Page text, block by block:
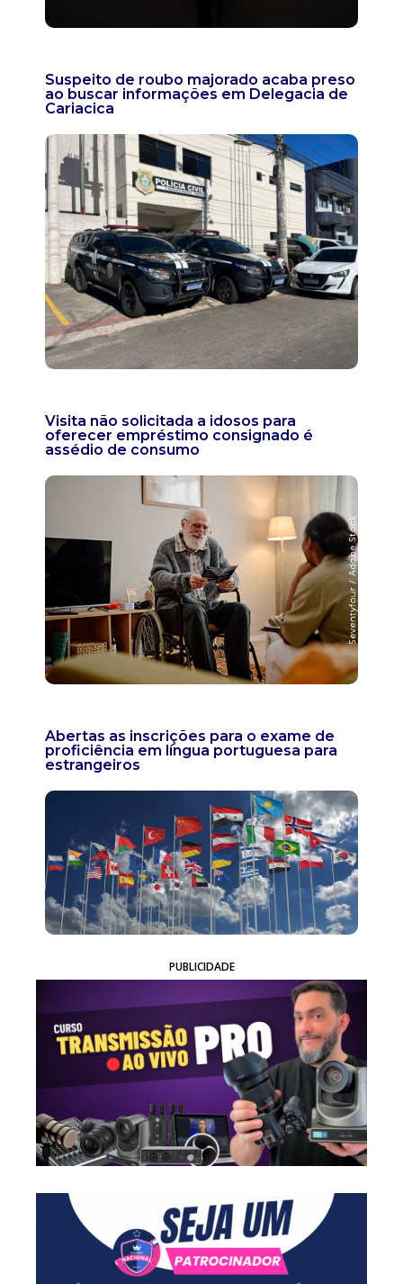
Suspeito de roubo majorado acaba preso
ao buscar informações em Delegacia de
Cariacica
Visita não solicitada a idosos para
oferecer empréstimo consignado é
assédio de consumo
Abertas as inscrições para o exame de
proficiência em língua portuguesa para
estrangeiros
PUBLICIDADE